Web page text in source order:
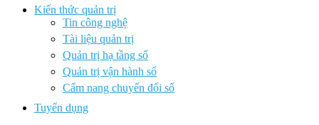
Kiến thức quản trị
Tin công nghệ
Tài liệu quản trị
Quản trị hạ tầng số
Quản trị vận hành số
Cẩm nang chuyển đổi số
Tuyển dụng